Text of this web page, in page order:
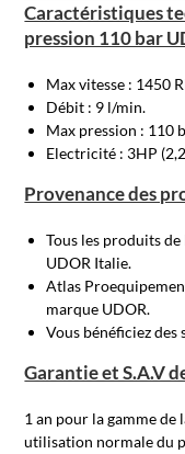
Caractéristiques
pression 110 bar
Max vitesse : 1450
Débit : 9 l/min.
Max pression : 110
Electricité : 3HP
Provenance des
Tous les produits
UDOR Italie.
Atlas
marque UDOR.
Vous bénéficiez des
Garantie et S.A.V
1 an pour la gamme de
utilisation normale du